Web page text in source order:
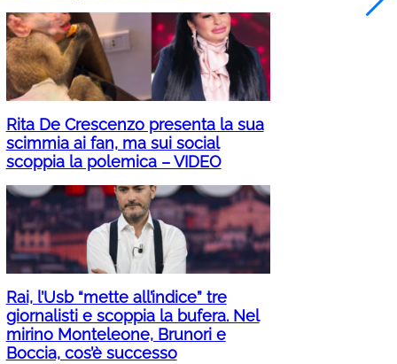
Rita De Crescenzo presenta la sua
scimmia ai fan, ma sui social
scoppia la polemica – VIDEO
Rai, l’Usb “mette all’indice” tre
giornalisti e scoppia la bufera. Nel
mirino Monteleone, Brunori e
Boccia, cos’è successo